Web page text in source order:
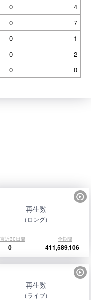
0
4
0
7
0
-1
0
2
0 0
再生数
（ロング）
直近30日間 全期間
0 411,589,106
再生数
（ライブ）